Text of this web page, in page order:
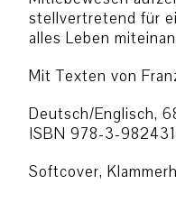
stellvertretend für
alles Leben
Mit Texten von
Deutsch/Englisch,
ISBN 978-3-
Softcover,